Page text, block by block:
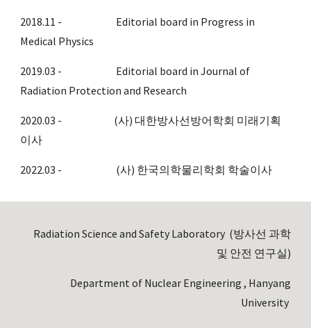
2018.11 -                          Editorial board in Progress in
Medical Physics
2019.03 -                          Editorial board in Journal of
Radiation Protection and Research
2020.03 -
     (사) 대한방사선방어학회 미래기획
이사
2022.03 -                          (사) 한국의학물리학회 학술이사
Radiation Science and Safety Laboratory (방사선 과학
및 안전 연구실)
Department of Nuclear Engineering , Hanyang
University